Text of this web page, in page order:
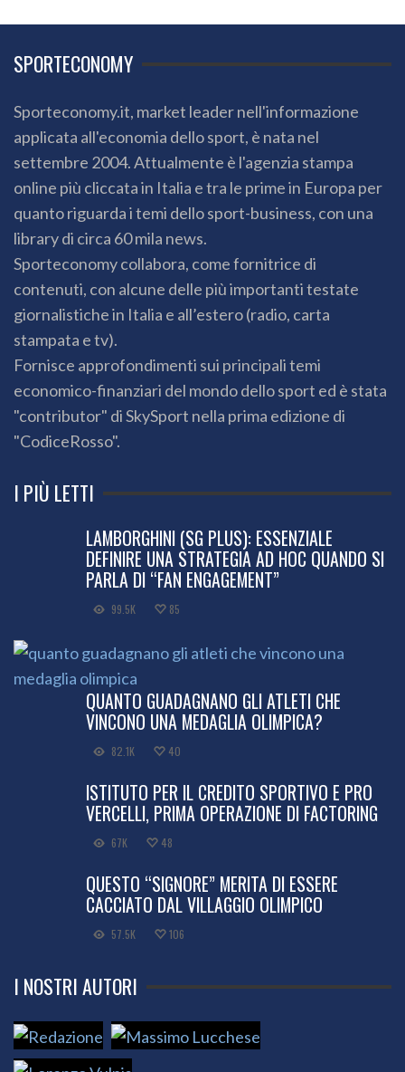
SPORTECONOMY
Sporteconomy.it, market leader nell'informazione
applicata all'economia dello sport, è nata nel
settembre 2004. Attualmente è l'agenzia stampa
online più cliccata in Italia e tra le prime in Europa per
quanto riguarda i temi dello sport-business, con una
library di circa 60 mila news.
Sporteconomy collabora, come fornitrice di
contenuti, con alcune delle più importanti testate
giornalistiche in Italia e all’estero (radio, carta
stampata e tv).
Fornisce approfondimenti sui principali temi
economico-finanziari del mondo dello sport ed è stata
"contributor" di SkySport nella prima edizione di
"CodiceRosso".
I PIÙ LETTI
LAMBORGHINI (SG PLUS): ESSENZIALE
DEFINIRE UNA STRATEGIA AD HOC QUANDO SI
PARLA DI “FAN ENGAGEMENT”
99.5K 85
QUANTO GUADAGNANO GLI ATLETI CHE
VINCONO UNA MEDAGLIA OLIMPICA?
82.1K 40
ISTITUTO PER IL CREDITO SPORTIVO E PRO
VERCELLI, PRIMA OPERAZIONE DI FACTORING
67K 48
QUESTO “SIGNORE” MERITA DI ESSERE
CACCIATO DAL VILLAGGIO OLIMPICO
57.5K 106
I NOSTRI AUTORI